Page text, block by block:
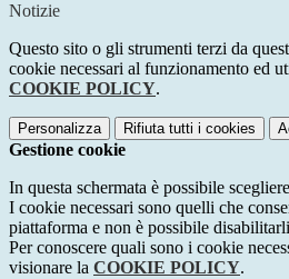
Notizie
Questo sito o gli strumenti terzi da
cookie necessari al funzionamento ed
COOKIE POLICY.
Personalizza Rifiuta tutti i cookies
Gestione cookie
In questa schermata è possibile
I cookie necessari sono quelli che
piattaforma e non è possibile
Per conoscere quali sono i cookie
visionare la COOKIE POLICY.